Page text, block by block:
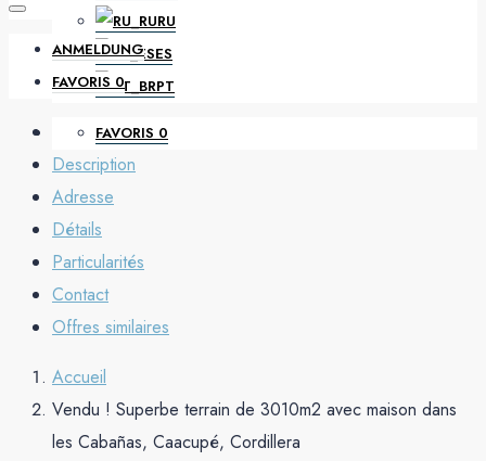
RU
ES
PT
FAVORIS 0
ANMELDUNG
FAVORIS 0
Description
Adresse
Détails
Particularités
Contact
Offres similaires
Accueil
Vendu ! Superbe terrain de 3010m2 avec maison dans
les Cabañas, Caacupé, Cordillera